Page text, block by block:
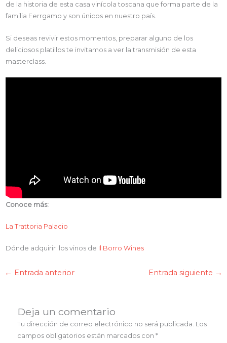
de la historia de esta casa vinícola toscana que forma parte de la
familia Ferrgamo y son únicos en nuestro país.
Si deseas revivir estos momentos, preparar alguno de los
deliciosos platillos te invitamos a ver la transmisión de esta
masterclass.
Conoce más:
La Trattoria Palacio
Dónde adquirir los vinos de Il Borro Wines
← Entrada anterior Entrada siguiente →
Deja un comentario
Tu dirección de correo electrónico no será publicada. Los
campos obligatorios están marcados con*